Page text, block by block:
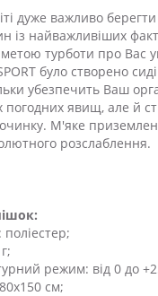
дуже важливо
із найважливіших
турботи про Вас
було створено
убезпечить Ваш
погодних явищ, але й
М'яке
розслаблення.
поліестер;
режим: від 0 до
см;